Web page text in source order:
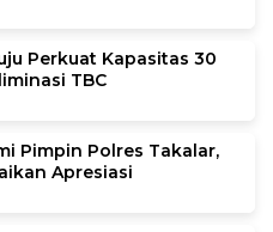
Perkuat Kapasitas 30
TBC
Pimpin Polres Takalar,
Apresiasi